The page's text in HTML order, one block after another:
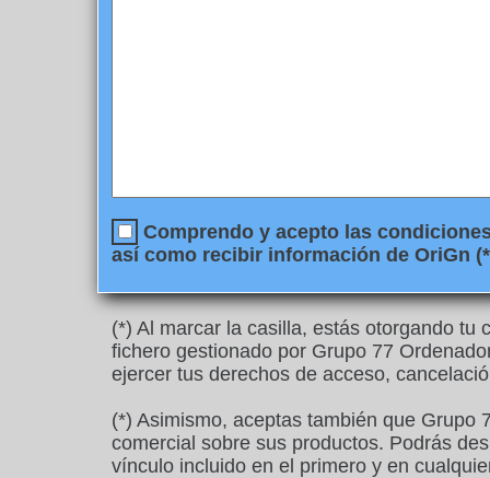
Comprendo y acepto las
así como recibir información de OriGn
(*) Al marcar la casilla, estás otorgando tu
fichero gestionado por Grupo 77
ejercer tus derechos de acceso,
(*) Asimismo, aceptas también que Grupo
comercial sobre sus productos. Podrás
vínculo incluido en el primero y en